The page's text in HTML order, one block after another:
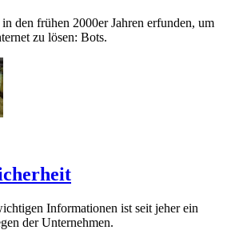
den frühen 2000er Jahren erfunden, um
zu lösen: Bots.
Informationen ist seit jeher ein
der Unternehmen.